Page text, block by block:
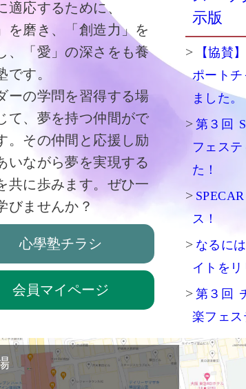
適応するために、
を磨き、「創造力」を
、「愛」の深さをも養
です。
ーの学問を習得する場
て、夢を持つ仲間がで
。その仲間と応援し励
いながら夢を実現する
共に歩みます。ぜひ一
びませんか？
心學塾チラシ
会員マイページ
示版
【協賛
ポート
ました。
第３回
フェス
た！
ス！
なるに
イトをリ
第３回
楽フェス